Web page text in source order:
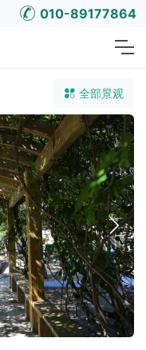
010-89177864
全部景观